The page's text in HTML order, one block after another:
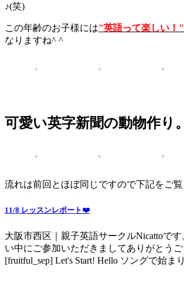
♪(笑)
この年齢のお子様には"英語って楽しい！
なりますね^ ^
可愛い英字新聞の動物作り。
流れは前回とほぼ同じですので下記をご覧
11/8 レッスンレポート❤️
大阪市西区｜親子英語サークルNicattoで
い中にご参加いただきましてありがとう
[fruitful_sep] Let's Start! Hello ソングで始ま